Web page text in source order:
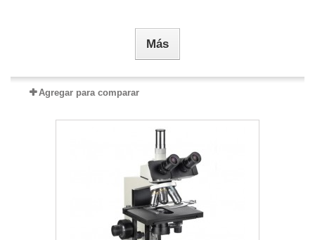
Más
Agregar para comparar